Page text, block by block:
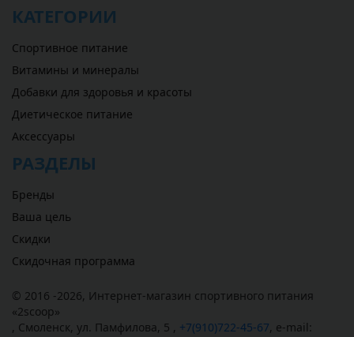
КАТЕГОРИИ
Спортивное питание
Витамины и минералы
Добавки для здоровья и красоты
Диетическое питание
Аксессуары
РАЗДЕЛЫ
Бренды
Ваша цель
Скидки
Скидочная программа
© 2016 -2026, Интернет-магазин спортивного питания
«2scoop»
, Смоленск, ул. Памфилова, 5 , +7(910)722-45-67, e-mail: